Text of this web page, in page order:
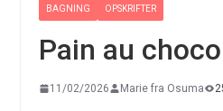
BAGNING OPSKRIFTER
Pain au
11/02/2026 Marie fra Osuma